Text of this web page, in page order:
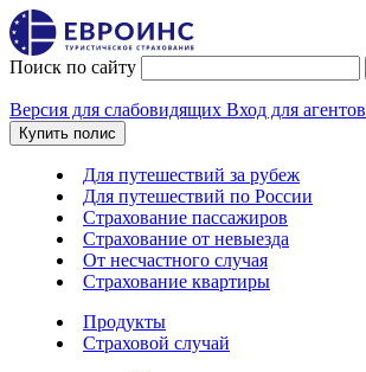
Поиск по сайту
Версия для слабовидящих Вход для агентов
Купить полис
Для путешествий за рубеж
Для путешествий по России
Страхование пассажиров
Страхование от невыезда
От несчастного случая
Страхование квартиры
Продукты
Страховой случай